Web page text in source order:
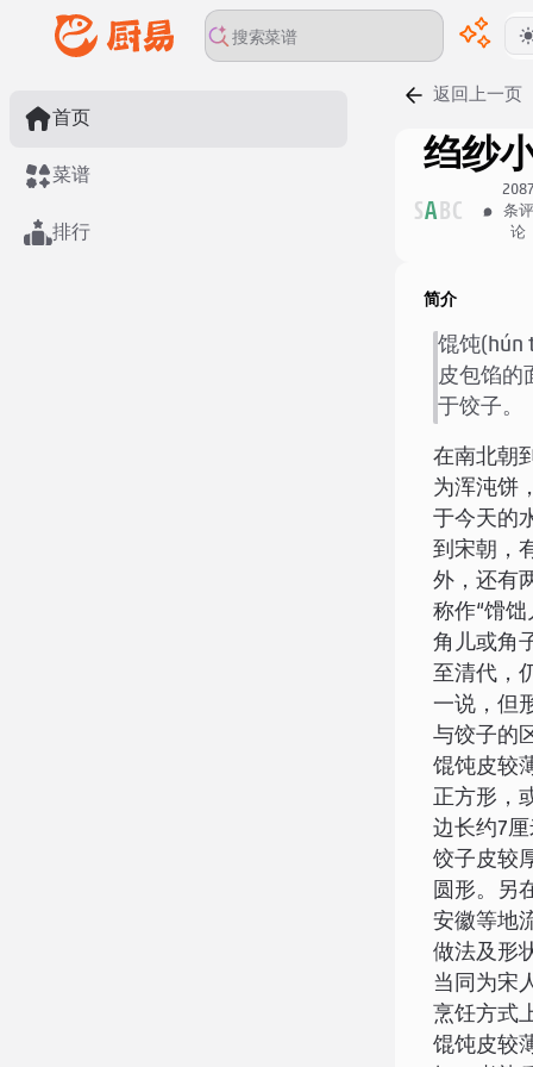
首页
菜谱
排行
返回上一页
绉纱
SA BC
条评
论
简介
馄饨(hún
皮包馅的
于饺子。
在南北朝
为浑沌饼
于今天的
到宋朝，
外，还有
称作“馉饳
角儿或角
至清代，
一说，但
与饺子的
馄饨皮较
正方形，
边长约7
饺子皮较
圆形。另
安徽等地
做法及形
当同为宋
烹饪方式
馄饨皮较